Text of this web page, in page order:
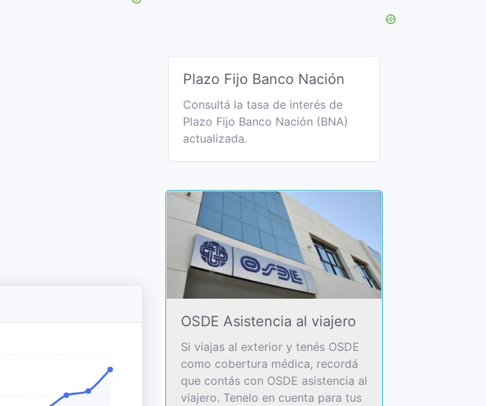
Plazo Fijo Banco Nación
Consultá la tasa de interés de
Plazo Fijo Banco Nación (BNA)
actualizada.
OSDE Asistencia al viajero
Si viajas al exterior y tenés OSDE
como cobertura médica, recordá
que contás con OSDE asistencia al
viajero. Tenelo en cuenta para tus